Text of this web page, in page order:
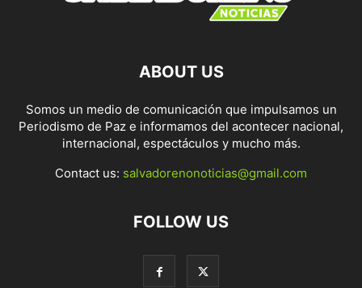
ABOUT US
Somos un medio de comunicación que impulsamos un
Periodismo de Paz e informamos del acontecer nacional,
internacional, espectáculos y mucho más.
Contact us: salvadorenonoticias@gmail.com
FOLLOW US